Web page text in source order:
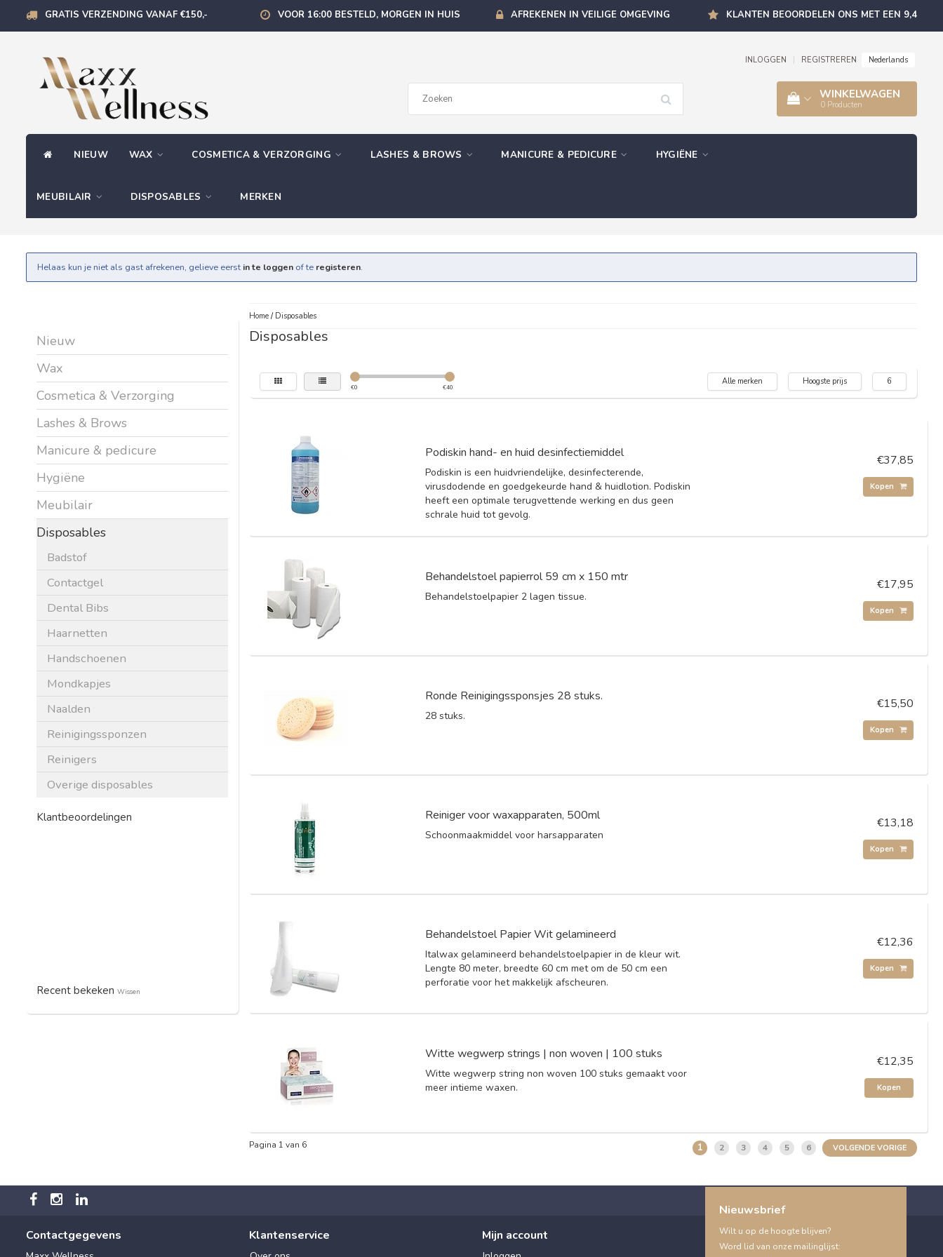
GRATIS VERZENDING VANAF €150,- VOOR 16:00 BESTELD, MORGEN IN HUIS AFREKENEN IN VEILIGE OMGEVING KLANTEN BEOORDELEN ONS MET EEN 9,4
INLOGGEN REGISTREREN Nederlands
WINKELWAGEN
0 Producten
NIEUW WAX COSMETICA & VERZORGING LASHES & BROWS MANICURE & PEDICURE HYGIËNE
MEUBILAIR DISPOSABLES MERKEN
Helaas kun je niet als gast afrekenen, gelieve eerst in te loggen of te registeren.
Nieuw
Wax
Cosmetica & Verzorging
Lashes & Brows
Manicure & pedicure
Hygiëne
Meubilair
Disposables
Badstof
Contactgel
Dental Bibs
Haarnetten
Handschoenen
Mondkapjes
Naalden
Reinigingssponzen
Reinigers
Overige disposables
Klantbeoordelingen
Recent bekeken Wissen
Home/ Disposables
Disposables
€0 €40
Alle merken Hoogste prijs 6
Podiskin hand- en huid desinfectiemiddel
Podiskin is een huidvriendelijke, desinfecterende,
virusdodende en goedgekeurde hand & huidlotion. Podiskin
heeft een optimale terugvettende werking en dus geen
schrale huid tot gevolg.
€37,85
Kopen
Behandelstoel papierrol 59 cm x 150 mtr
Behandelstoelpapier 2 lagen tissue.
€17,95
Kopen
Ronde Reinigingssponsjes 28 stuks.
28 stuks.
€15,50
Kopen
Reiniger voor waxapparaten, 500ml
Schoonmaakmiddel voor harsapparaten
€13,18
Kopen
Behandelstoel Papier Wit gelamineerd
Italwax gelamineerd behandelstoelpapier in de kleur wit.
Lengte 80 meter, breedte 60 cm met om de 50 cm een
perforatie voor het makkelijk afscheuren.
€12,36
Kopen
Witte wegwerp strings | non woven | 100 stuks
Witte wegwerp string non woven 100 stuks gemaakt voor
meer intieme waxen.
€12,35
Kopen
Pagina 1 van 6 1 2 3 4 5 6 VOLGENDE VORIGE
Contactgegevens Klantenservice Mijn account
Nieuwsbrief
Wilt u op de hoogte blijven?
Word lid van onze mailinglijst: